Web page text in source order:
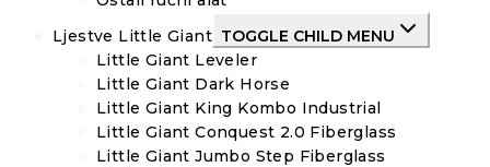
Ljestve Little Giant TOGGLE CHILD MENU
Little Giant Leveler
Little Giant Dark Horse
Little Giant King Kombo Industrial
Little Giant Conquest 2.0 Fiberglass
Little Giant Jumbo Step Fiberglass